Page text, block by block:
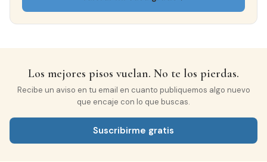
Los mejores pisos vuelan. No te los pierdas.
Recibe un aviso en tu email en cuanto publiquemos algo nuevo
que encaje con lo que buscas.
Suscribirme gratis